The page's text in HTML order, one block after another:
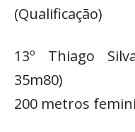
(Qualificação)
13º Thiago
35m80)
200 metros